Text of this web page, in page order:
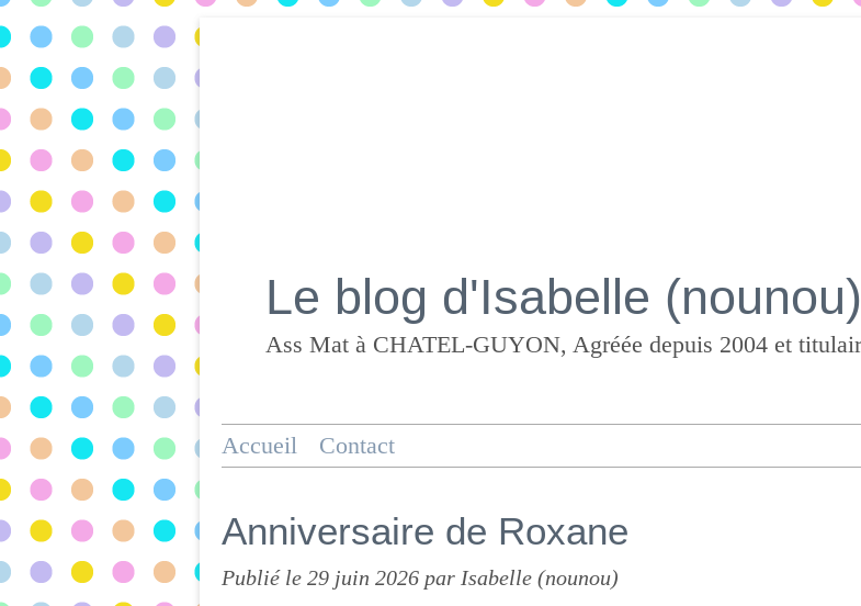
Le blog d'Isabelle (nounou)
Accueil Contact
Anniversaire de Roxane
Publié le 29 juin 2026 par Isabelle (nounou)